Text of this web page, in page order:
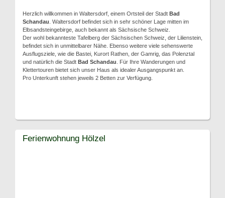
Herzlich willkommen in Waltersdorf, einem Ortsteil der Stadt Bad
Schandau . Waltersdorf befindet sich in sehr schöner Lage mitten im
Elbsandsteingebirge, auch bekannt als Sächsische Schweiz.
Der wohl bekannteste Tafelberg der Sächsischen Schweiz, der Lilienstein,
befindet sich in unmittelbarer Nähe. Ebenso weitere viele sehenswerte
Ausflugsziele, wie die Bastei, Kurort Rathen, der Gamrig, das Polenztal
und natürlich die Stadt Bad Schandau . Für Ihre Wanderungen und
Klettertouren bietet sich unser Haus als idealer Ausgangspunkt an.
Pro Unterkunft stehen jeweils 2 Betten zur Verfügung.
Ferienwohnung Hölzel